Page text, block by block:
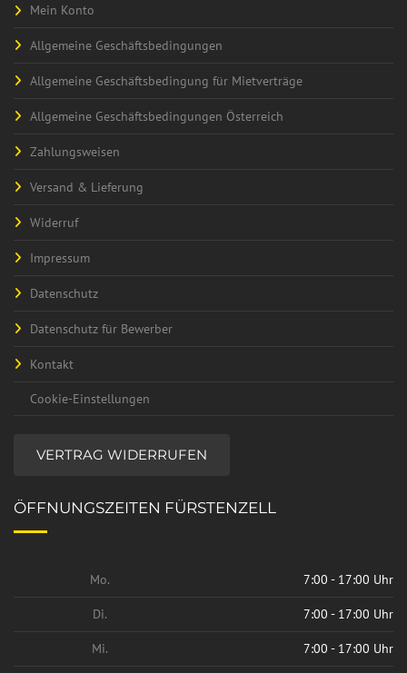
Mein Konto
Allgemeine Geschäftsbedingungen
Allgemeine Geschäftsbedingung für Mietverträge
Allgemeine Geschäftsbedingungen Österreich
Zahlungsweisen
Versand & Lieferung
Widerruf
Impressum
Datenschutz
Datenschutz für Bewerber
Kontakt
Cookie-Einstellungen
VERTRAG WIDERRUFEN
ÖFFNUNGSZEITEN FÜRSTENZELL
Mo. 7:00 - 17:00 Uhr
Di. 7:00 - 17:00 Uhr
Mi. 7:00 - 17:00 Uhr